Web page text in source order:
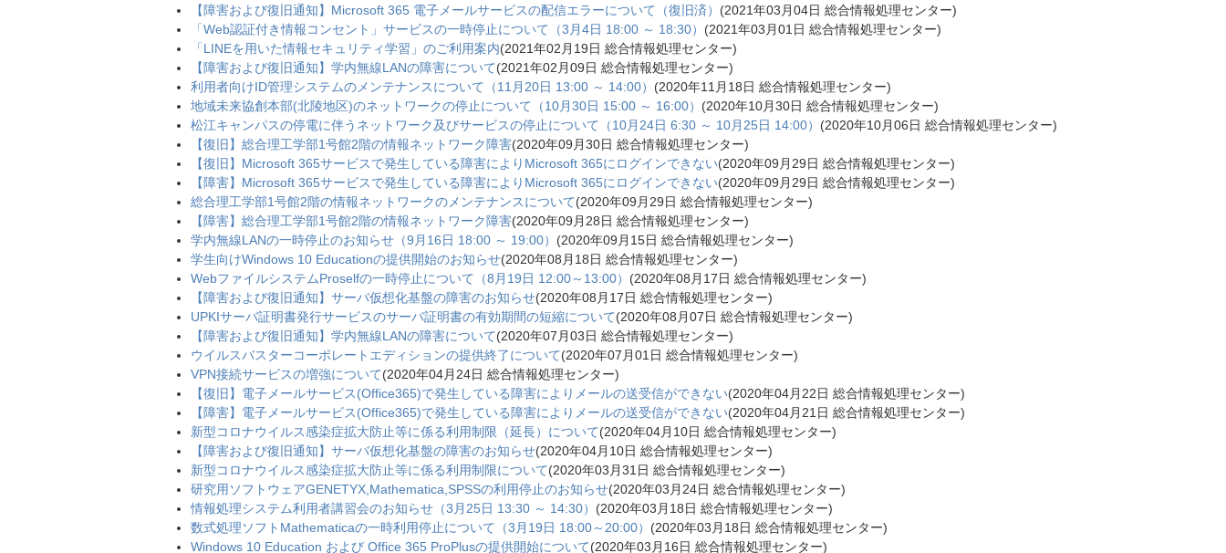
【障害および復旧通知】Microsoft 365 電子メールサービスの配信エラーについて（復旧済） (2021年03月04日 総合情報処理センター)
「Web認証付き情報コンセント」サービスの一時停止について（3月4日 18:00 ～ 18:30） (2021年03月01日 総合情報処理センター)
「LINEを用いた情報セキュリティ学習」のご利用案内(2021年02月19日 総合情報処理センター)
【障害および復旧通知】学内無線LANの障害について(2021年02月09日 総合情報処理センター)
利用者向けID管理システムのメンテナンスについて（11月20日 13:00 ～ 14:00） (2020年11月18日 総合情報処理センター)
地域未来協創本部(北陵地区)のネットワークの停止について（10月30日 15:00 ～ 16:00） (2020年10月30日 総合情報処理センター)
松江キャンパスの停電に伴うネットワーク及びサービスの停止について（10月24日 6:30 ～ 10月25日 14:00） (2020年10月06日 総合情報処理センター)
【復旧】総合理工学部1号館2階の情報ネットワーク障害(2020年09月30日 総合情報処理センター)
【復旧】Microsoft 365サービスで発生している障害によりMicrosoft 365にログインできない(2020年09月29日 総合情報処理センター)
【障害】Microsoft 365サービスで発生している障害によりMicrosoft 365にログインできない(2020年09月29日 総合情報処理センター)
総合理工学部1号館2階の情報ネットワークのメンテナンスについて(2020年09月29日 総合情報処理センター)
【障害】総合理工学部1号館2階の情報ネットワーク障害(2020年09月28日 総合情報処理センター)
学内無線LANの一時停止のお知らせ（9月16日 18:00 ～ 19:00） (2020年09月15日 総合情報処理センター)
学生向けWindows 10 Educationの提供開始のお知らせ(2020年08月18日 総合情報処理センター)
WebファイルシステムProselfの一時停止について（8月19日 12:00～13:00） (2020年08月17日 総合情報処理センター)
【障害および復旧通知】サーバ仮想化基盤の障害のお知らせ(2020年08月17日 総合情報処理センター)
UPKIサーバ証明書発行サービスのサーバ証明書の有効期間の短縮について(2020年08月07日 総合情報処理センター)
【障害および復旧通知】学内無線LANの障害について(2020年07月03日 総合情報処理センター)
ウイルスバスターコーポレートエディションの提供終了について(2020年07月01日 総合情報処理センター)
VPN接続サービスの増強について(2020年04月24日 総合情報処理センター)
【復旧】電子メールサービス(Office365)で発生している障害によりメールの送受信ができない(2020年04月22日 総合情報処理センター)
【障害】電子メールサービス(Office365)で発生している障害によりメールの送受信ができない(2020年04月21日 総合情報処理センター)
新型コロナウイルス感染症拡大防止等に係る利用制限（延長）について(2020年04月10日 総合情報処理センター)
【障害および復旧通知】サーバ仮想化基盤の障害のお知らせ(2020年04月10日 総合情報処理センター)
新型コロナウイルス感染症拡大防止等に係る利用制限について(2020年03月31日 総合情報処理センター)
研究用ソフトウェアGENETYX,Mathematica,SPSSの利用停止のお知らせ(2020年03月24日 総合情報処理センター)
情報処理システム利用者講習会のお知らせ（3月25日 13:30 ～ 14:30） (2020年03月18日 総合情報処理センター)
数式処理ソフトMathematicaの一時利用停止について（3月19日 18:00～20:00） (2020年03月18日 総合情報処理センター)
Windows 10 Education および Office 365 ProPlusの提供開始について(2020年03月16日 総合情報処理センター)